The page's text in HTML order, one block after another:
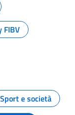
FIBV
Sport e società